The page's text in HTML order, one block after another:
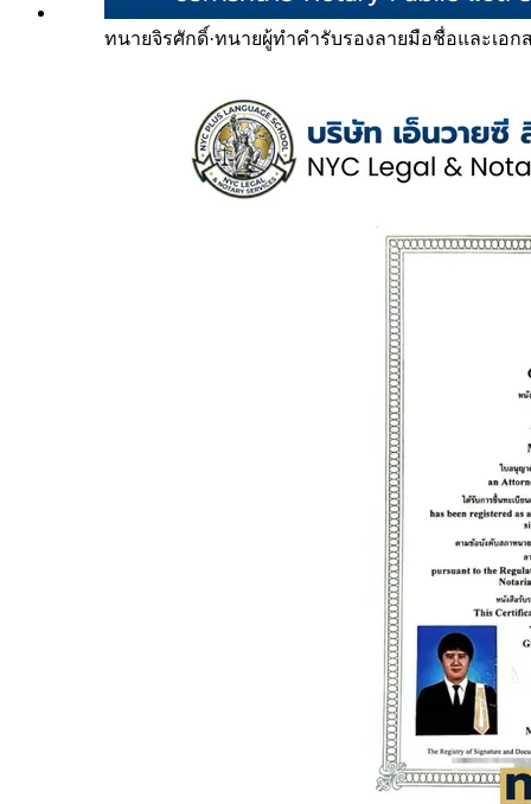
ทนายจิรศักดิ์·ทนายผู้ทำคำรับรองลายมือชื่อและเอก